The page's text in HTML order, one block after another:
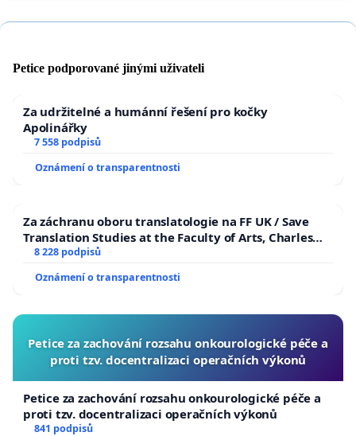
Petice podporované jinými uživateli
Za udržitelné a humánní řešení pro kočky
Apolinářky
7 558 podpisů
Oznámení o transparentnosti
Za záchranu oboru translatologie na FF UK / Save
Translation Studies at the Faculty of Arts, Charles
University
8 228 podpisů
Oznámení o transparentnosti
Petice za zachování rozsahu onkourologické péče a
proti tzv. docentralizaci operačních výkonů
Petice za zachování rozsahu onkourologické péče a
proti tzv. docentralizaci operačních výkonů
841 podpisů